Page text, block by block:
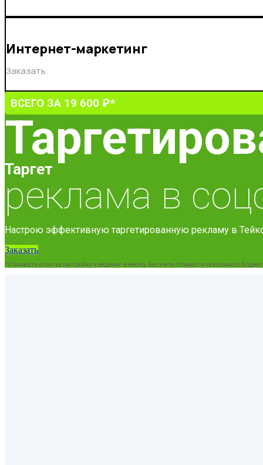
Интернет-маркетинг
Заказать
ВСЕГО ЗА 19 600 ₽*
Таргет
реклама в
Настрою эффективную таргетированную рекламу в
Заказать
*Стоимость услуг за настройку и ведение в месяц. Без учета стоимости рекламного